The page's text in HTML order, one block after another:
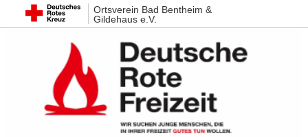
Ortsverein Bad Bentheim &
Gildehaus e.V.